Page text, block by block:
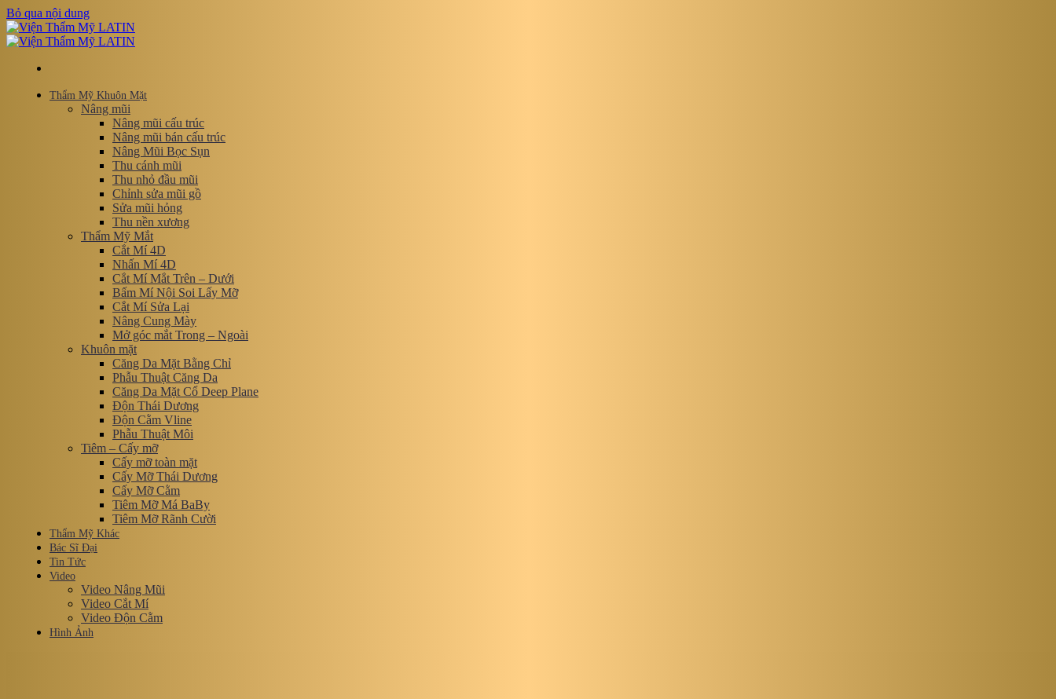
Bỏ qua nội dung
Thẩm Mỹ Khuôn Mặt
Nâng mũi
Nâng mũi cấu trúc
Nâng mũi bán cấu trúc
Nâng Mũi Bọc Sụn
Thu cánh mũi
Thu nhỏ đầu mũi
Chỉnh sửa mũi gồ
Sửa mũi hỏng
Thu nền xương
Thẩm Mỹ Mắt
Cắt Mí 4D
Nhấn Mí 4D
Cắt Mí Mắt Trên – Dưới
Bấm Mí Nội Soi Lấy Mỡ
Cắt Mí Sửa Lại
Nâng Cung Mày
Mở góc mắt Trong – Ngoài
Khuôn mặt
Căng Da Mặt Bằng Chỉ
Phẫu Thuật Căng Da
Căng Da Mặt Cổ Deep Plane
Độn Thái Dương
Độn Cằm Vline
Phẫu Thuật Môi
Tiêm – Cấy mỡ
Cấy mỡ toàn mặt
Cấy Mỡ Thái Dương
Cấy Mỡ Cằm
Tiêm Mỡ Má BaBy
Tiêm Mỡ Rãnh Cười
Thẩm Mỹ Khác
Bác Sĩ Đại
Tin Tức
Video
Video Nâng Mũi
Video Cắt Mí
Video Độn Cằm
Hình Ảnh